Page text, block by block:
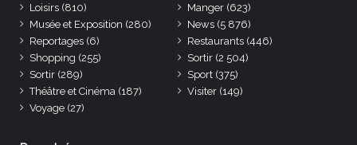
Loisirs (810) Manger (623)
Musée et Exposition (280) News (5 876)
Reportages (6) Restaurants (446)
Shopping (255) Sortir (2 504)
Sortir (289) Sport (375)
Théâtre et Cinéma (187) Visiter (149)
Voyage (27)